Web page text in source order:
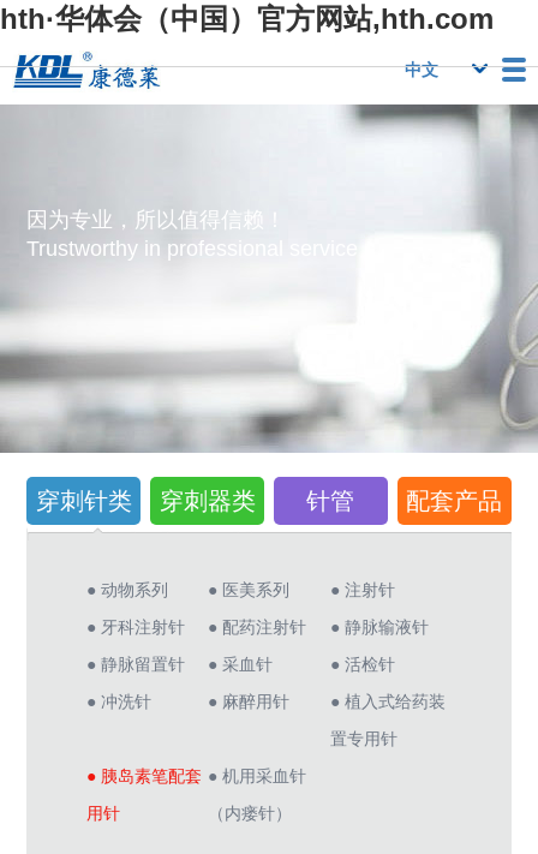
hth·华体会（中国）官方网站,hth.com
栏目
站,hth.com
站,hth.com
国）官方网
因为专业，所以值得信赖！
Trustworthy in professional service！
穿刺针类 穿刺器类 针管 配套产品
● 动物系列 ● 医美系列
● 注射针
● 牙科注射针
● 配药注射针
● 静脉输液针
● 静脉留置针
● 采血针
● 活检针
● 冲洗针
● 麻醉用针
● 植入式给药装
置专用针
● 胰岛素笔配套
用针
● 机用采血针
（内瘘针）